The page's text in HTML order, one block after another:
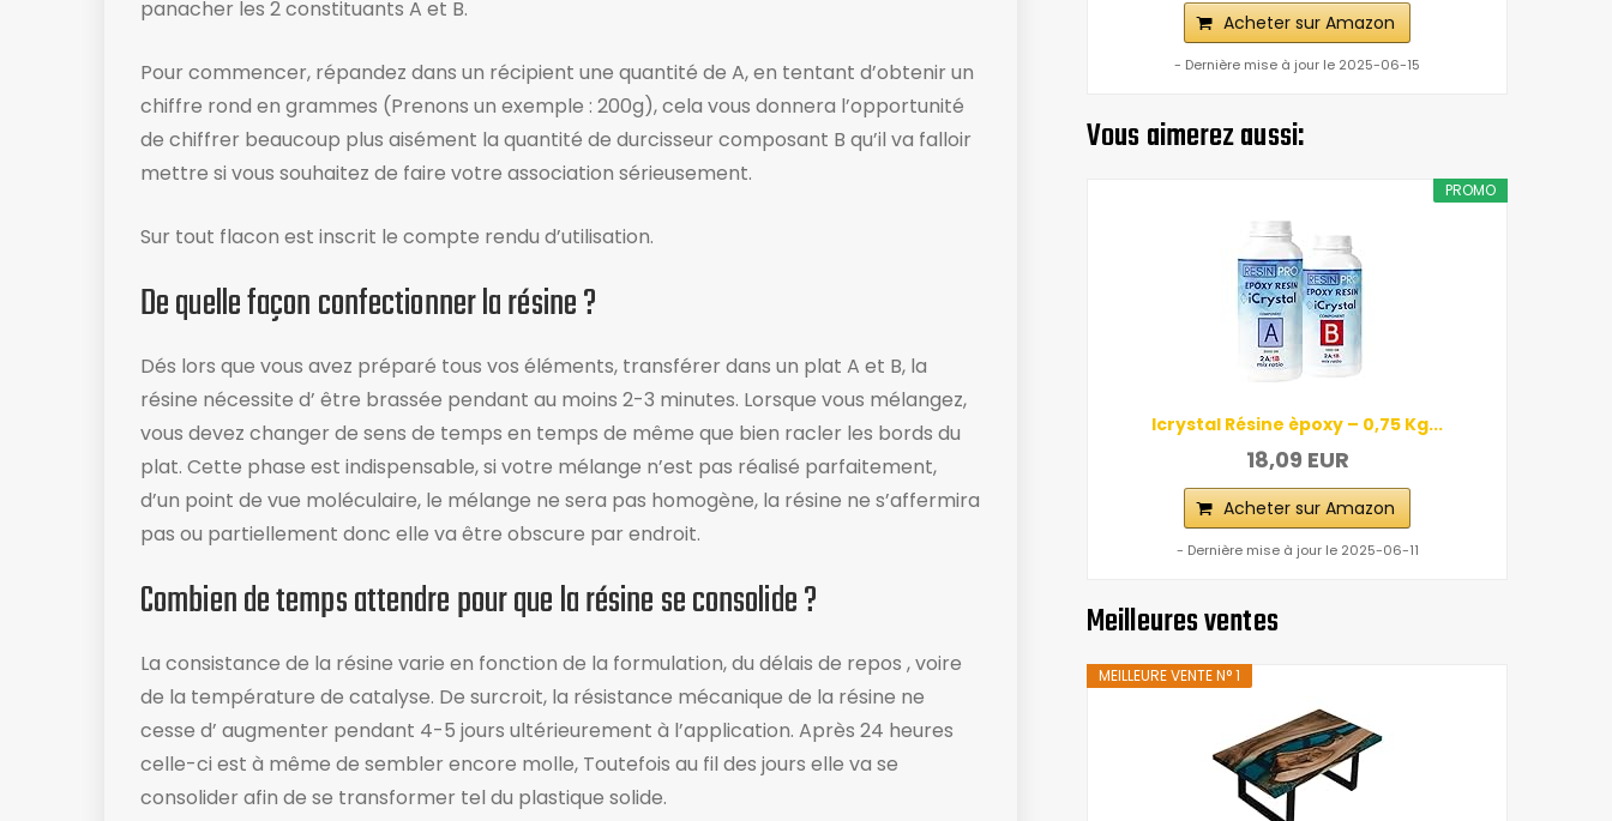
panacher les 2 constituants A et B.
Pour commencer, répandez dans un récipient une quantité de A, en tentant d’obtenir un
chiffre rond en grammes (Prenons un exemple : 200g), cela vous donnera l’opportunité
de chiffrer beaucoup plus aisément la quantité de durcisseur composant B qu’il va falloir
mettre si vous souhaitez de faire votre association sérieusement.
Sur tout flacon est inscrit le compte rendu d’utilisation​.
De quelle façon confectionner la résine ?
Dés lors que vous avez préparé tous vos éléments, transférer dans un plat A et B, la
résine nécessite d’ être brassée pendant au moins 2-3 minutes. Lorsque vous mélangez,
vous devez changer de sens de temps en temps de même que bien racler les bords du
plat​. Cette phase est indispensable, si votre mélange n’est pas réalisé parfaitement,
d’un point de vue moléculaire, le mélange ne sera pas homogène, la résine ne s’affermira
pas ou partiellement donc elle va être obscure par endroit.
Combien de temps attendre pour que la résine se consolide ?
La consistance de la résine varie en fonction de la formulation, du délais de repos , voire
de la température de catalyse. De surcroit, la résistance mécanique de la résine ne
cesse d’ augmenter pendant 4-5 jours ultérieurement à l’application. Après 24 heures
celle-ci est à même de sembler encore molle, Toutefois au fil des jours elle va se
consolider afin de se transformer tel du plastique solide.
Acheter sur Amazon
- Dernière mise à jour le 2025-06-15
Vous aimerez aussi:
PROMO
Icrystal Résine èpoxy – 0,75 Kg...
18,09 EUR
Acheter sur Amazon
- Dernière mise à jour le 2025-06-11
Meilleures ventes
MEILLEURE VENTE N° 1